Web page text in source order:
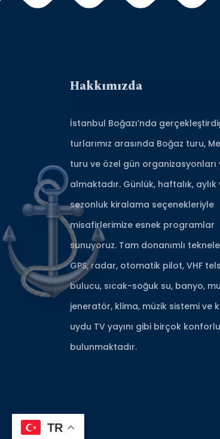
Hakkımızda
İstanbul Boğazı’nda
turlarımız arasında Boğaz turu,
turu ve özel gün organizasyonları
almaktadır. Günlük, haftalık, aylık
sezonluk kiralama seçenekleriyle
misafirlerimize esnek programlar
sunuyoruz. Tam donanımlı
GPS, radar, otomatik pilot, VHF
bulucu, sıcak-soğuk su, banyo,
jeneratör, klima, müzik sistemi ve
uydu TV yayını gibi birçok
bulunmaktadır.
TR